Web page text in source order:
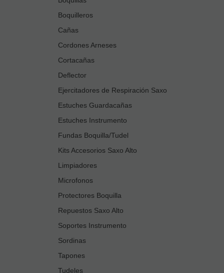
Boquilleros
Cañas
Cordones Arneses
Cortacañas
Deflector
Ejercitadores de Respiración Saxo
Estuches Guardacañas
Estuches Instrumento
Fundas Boquilla/Tudel
Kits Accesorios Saxo Alto
Limpiadores
Microfonos
Protectores Boquilla
Repuestos Saxo Alto
Soportes Instrumento
Sordinas
Tapones
Tudeles